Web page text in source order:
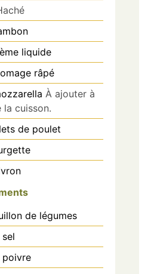
liquide
râpé
À ajouter à
la cuisson.
de poulet
de légumes
sel
poivre